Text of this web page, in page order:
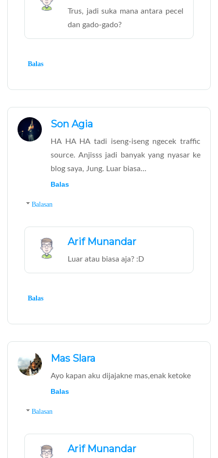
Trus, jadi suka mana antara pecel
dan gado-gado?
Balas
Son Agia
HA HA HA tadi iseng-iseng ngecek traffic
source. Anjisss jadi banyak yang nyasar ke
blog saya, Jung. Luar biasa...
Balas
Balasan
Arif Munandar
Luar atau biasa aja? :D
Balas
Mas Slara
Ayo kapan aku dijajakne mas,enak ketoke
Balas
Balasan
Arif Munandar